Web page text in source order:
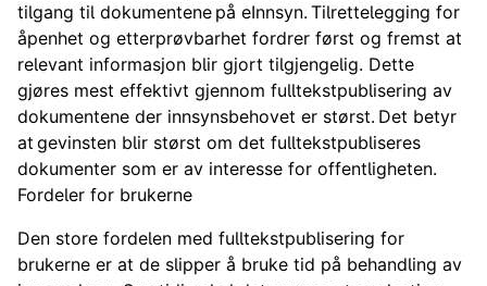
tilgang til dokumentene på eInnsyn. Tilrettelegging for
åpenhet og etterprøvbarhet fordrer først og fremst at
relevant informasjon blir gjort tilgjengelig. Dette
gjøres mest effektivt gjennom fulltekstpublisering av
dokumentene der innsynsbehovet er størst. Det betyr
at gevinsten blir størst om det fulltekstpubliseres
dokumenter som er av interesse for offentligheten.
Fordeler for brukerne
Den store fordelen med fulltekstpublisering for
brukerne er at de slipper å bruke tid på behandling av